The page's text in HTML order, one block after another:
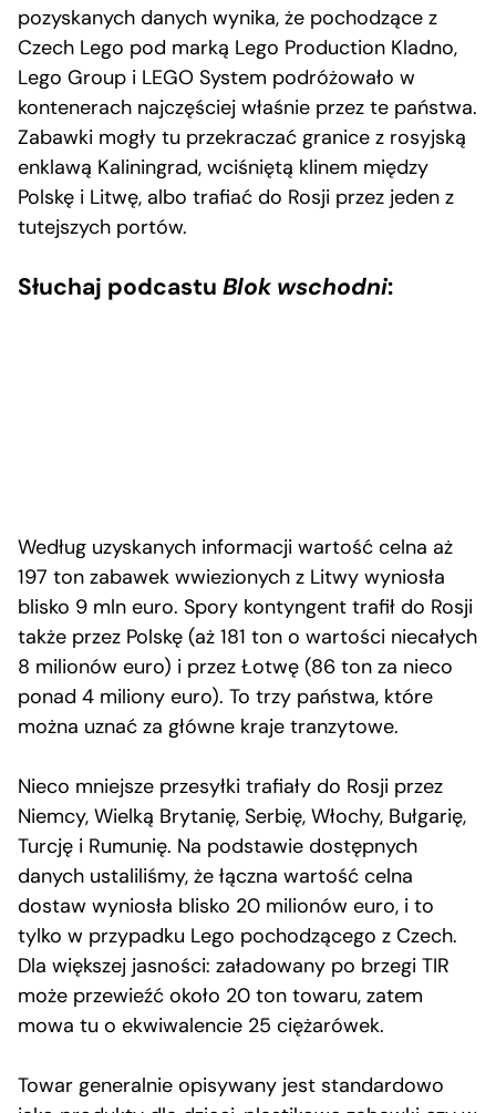
pozyskanych danych wynika, że pochodzące z
Czech Lego pod marką Lego Production Kladno,
Lego Group i LEGO System podróżowało w
kontenerach najczęściej właśnie przez te państwa.
Zabawki mogły tu przekraczać granice z rosyjską
enklawą Kaliningrad, wciśniętą klinem między
Polskę i Litwę, albo trafiać do Rosji przez jeden z
tutejszych portów.
Słuchaj podcastu Blok wschodni:
Według uzyskanych informacji wartość celna aż
197 ton zabawek wwiezionych z Litwy wyniosła
blisko 9 mln euro. Spory kontyngent trafił do Rosji
także przez Polskę (aż 181 ton o wartości niecałych
8 milionów euro) i przez Łotwę (86 ton za nieco
ponad 4 miliony euro). To trzy państwa, które
można uznać za główne kraje tranzytowe.
Nieco mniejsze przesyłki trafiały do Rosji przez
Niemcy, Wielką Brytanię, Serbię, Włochy, Bułgarię,
Turcję i Rumunię. Na podstawie dostępnych
danych ustaliliśmy, że łączna wartość celna
dostaw wyniosła blisko 20 milionów euro, i to
tylko w przypadku Lego pochodzącego z Czech.
Dla większej jasności: załadowany po brzegi TIR
może przewieźć około 20 ton towaru, zatem
mowa tu o ekwiwalencie 25 ciężarówek.
Towar generalnie opisywany jest standardowo